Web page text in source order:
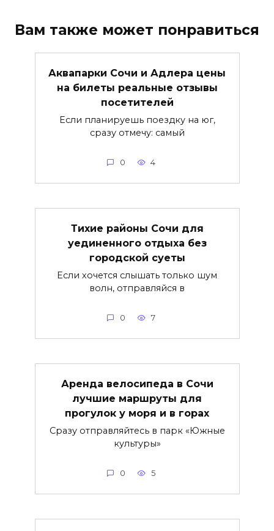
Вам также может понравиться
Аквапарки Сочи и Адлера цены
на билеты реальные отзывы
посетителей
Если планируешь поездку на юг,
сразу отмечу: самый
0 4
Тихие районы Сочи для
уединенного отдыха без
городской суеты
Если хочется слышать только шум
волн, отправляйся в
0 7
Аренда велосипеда в Сочи
лучшие маршруты для
прогулок у моря и в горах
Сразу отправляйтесь в парк «Южные
культуры»
0 5